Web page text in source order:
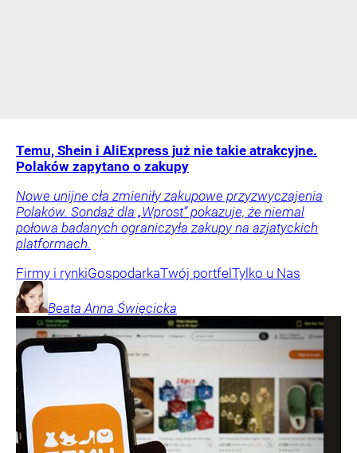
Temu, Shein i AliExpress już nie takie atrakcyjne.
Polaków zapytano o zakupy
Nowe unijne cła zmieniły zakupowe przyzwyczajenia
Polaków. Sondaż dla „Wprost” pokazuje, że niemal
połowa badanych ograniczyła zakupy na azjatyckich
platformach.
Firmy i rynkiGospodarkaTwój portfelTylko u Nas
Beata Anna Święcicka